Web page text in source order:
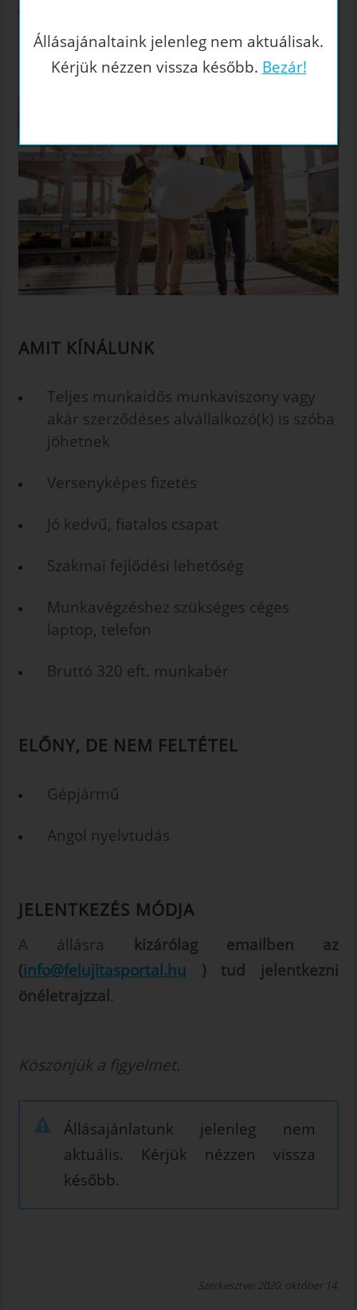
AMIT KÍNÁLUNK
Teljes munkaidős munkaviszony vagy
akár szerződéses alvállalkozó(k) is szóba
jöhetnek
Versenyképes fizetés
Jó kedvű, fiatalos csapat
Szakmai fejlődési lehetőség
Munkavégzéshez szükséges céges
laptop, telefon
Bruttó 320 eft. munkabér
ELŐNY, DE NEM FELTÉTEL
Gépjármű
Angol nyelvtudás
JELENTKEZÉS MÓDJA
A állásra kizárólag emailben az
(info@felujitasportal.hu
) tud jelentkezni
önéletrajzzal.
Köszönjük a figyelmet.
Állásajánlatunk jelenleg nem
aktuális. Kérjük nézzen vissza
később.
Szerkesztve: 2020. október 14.
Állásajánaltaink jelenleg nem aktuálisak.
Kérjük nézzen vissza később. Bezár!